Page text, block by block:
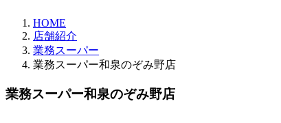
HOME
店舗紹介
業務スーパー
業務スーパー和泉のぞみ野店
業務スーパー和泉のぞみ野店